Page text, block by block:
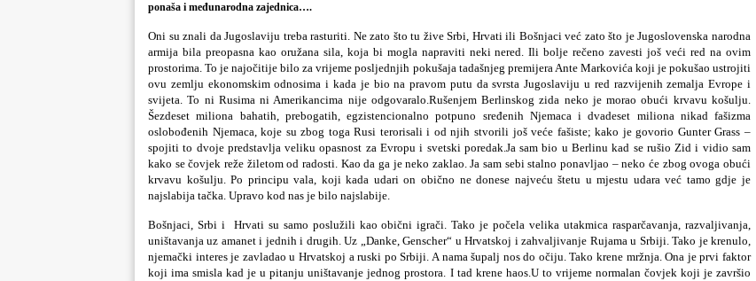
ponaša i međunarodna zajednica….
Oni su znali da Jugoslaviju treba rasturiti. Ne zato što tu žive Srbi, Hrvati ili Bošnjaci već zato što je Jugoslovenska narodna
armija bila preopasna kao oružana sila, koja bi mogla napraviti neki nered. Ili bolje rečeno zavesti još veći red na ovim
prostorima. To je najočitije bilo za vrijeme posljednjih pokušaja tadašnjeg premijera Ante Markovića koji je pokušao ustrojiti
ovu zemlju ekonomskim odnosima i kada je bio na pravom putu da svrsta Jugoslaviju u red razvijenih zemalja Evrope i
svijeta. To ni Rusima ni Amerikancima nije odgovaralo.Rušenjem Berlinskog zida neko je morao obući krvavu košulju.
Šezdeset miliona bahatih, prebogatih, egzistencionalno potpuno sređenih Njemaca i dvadeset miliona nikad fašizma
oslobođenih Njemaca, koje su zbog toga Rusi terorisali i od njih stvorili još veće fašiste; kako je govorio Gunter Grass –
spojiti to dvoje predstavlja veliku opasnost za Evropu i svetski poredak.Ja sam bio u Berlinu kad se rušio Zid i vidio sam
kako se čovjek reže žiletom od radosti. Kao da ga je neko zaklao. Ja sam sebi stalno ponavljao – neko će zbog ovoga obući
krvavu košulju. Po principu vala, koji kada udari on obično ne donese najveću štetu u mjestu udara već tamo gdje je
najslabija tačka. Upravo kod nas je bilo najslabije.
Bošnjaci, Srbi i Hrvati su samo poslužili kao obični igrači. Tako je počela velika utakmica rasparčavanja, razvaljivanja,
uništavanja uz amanet i jednih i drugih. Uz „Danke, Genscher“ u Hrvatskoj i zahvaljivanje Rujama u Srbiji. Tako je krenulo,
njemački interes je zavladao u Hrvatskoj a ruski po Srbiji. A nama šupalj nos do očiju. Tako krene mržnja. Ona je prvi faktor
koji ima smisla kad je u pitanju uništavanje jednog prostora. I tad krene haos.U to vrijeme normalan čovjek koji je završio